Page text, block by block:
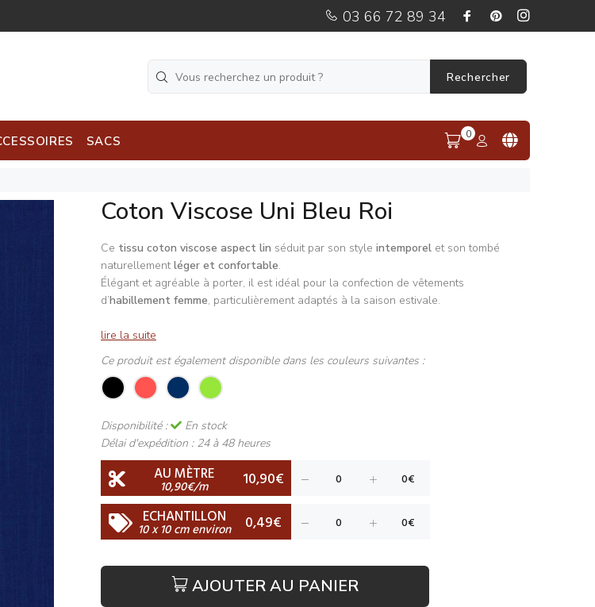
03 66 72 89 34
Rechercher
SACS 0
Coton Viscose Uni Bleu Roi
Ce tissu coton viscose aspect lin séduit par son style intemporel et son tombé
naturellementléger et confortable.
Élégant et agréable à porter, il est idéal pour la confection de vêtements
d’habillement femme, particulièrement adaptés à la saison estivale.
lire la suite
Ce produit est également disponible dans les couleurs suivantes :
Disponibilité :
En stock
Délai d'expédition : 24 à 48 heures
AU MÈTRE
10,90€/m 10,90€
ECHANTILLON
10 x 10 cm environ 0,49€
AJOUTER AU PANIER